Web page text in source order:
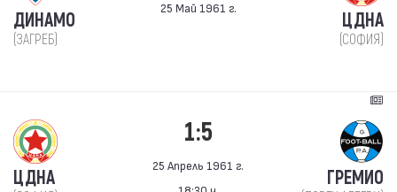
ДИНАМО
(ЗАГРЕБ)
25 Май 1961 г.
ЦДНА
(СОФИЯ)
ЦДНА
1:5
25 Апрель 1961 г.
ГРЕМИО